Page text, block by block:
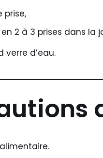
prise,
2 à 3 prises dans la
verre d’eau.